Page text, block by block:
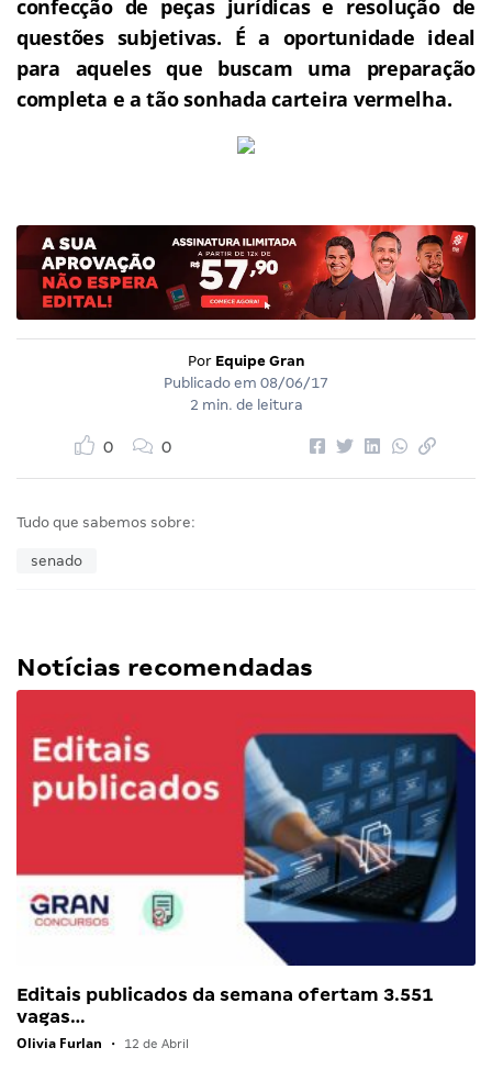
confecção de peças jurídicas e resolução de
questões subjetivas. É a oportunidade ideal
para aqueles que buscam uma preparação
completa e a tão sonhada carteira vermelha.
Por Equipe Gran
Publicado em 08/06/17
2 min. de leitura
0 0
Tudo que sabemos sobre:
senado
Notícias recomendadas
Editais publicados da semana ofertam 3.551
vagas…
Olivia Furlan • 12 de Abril